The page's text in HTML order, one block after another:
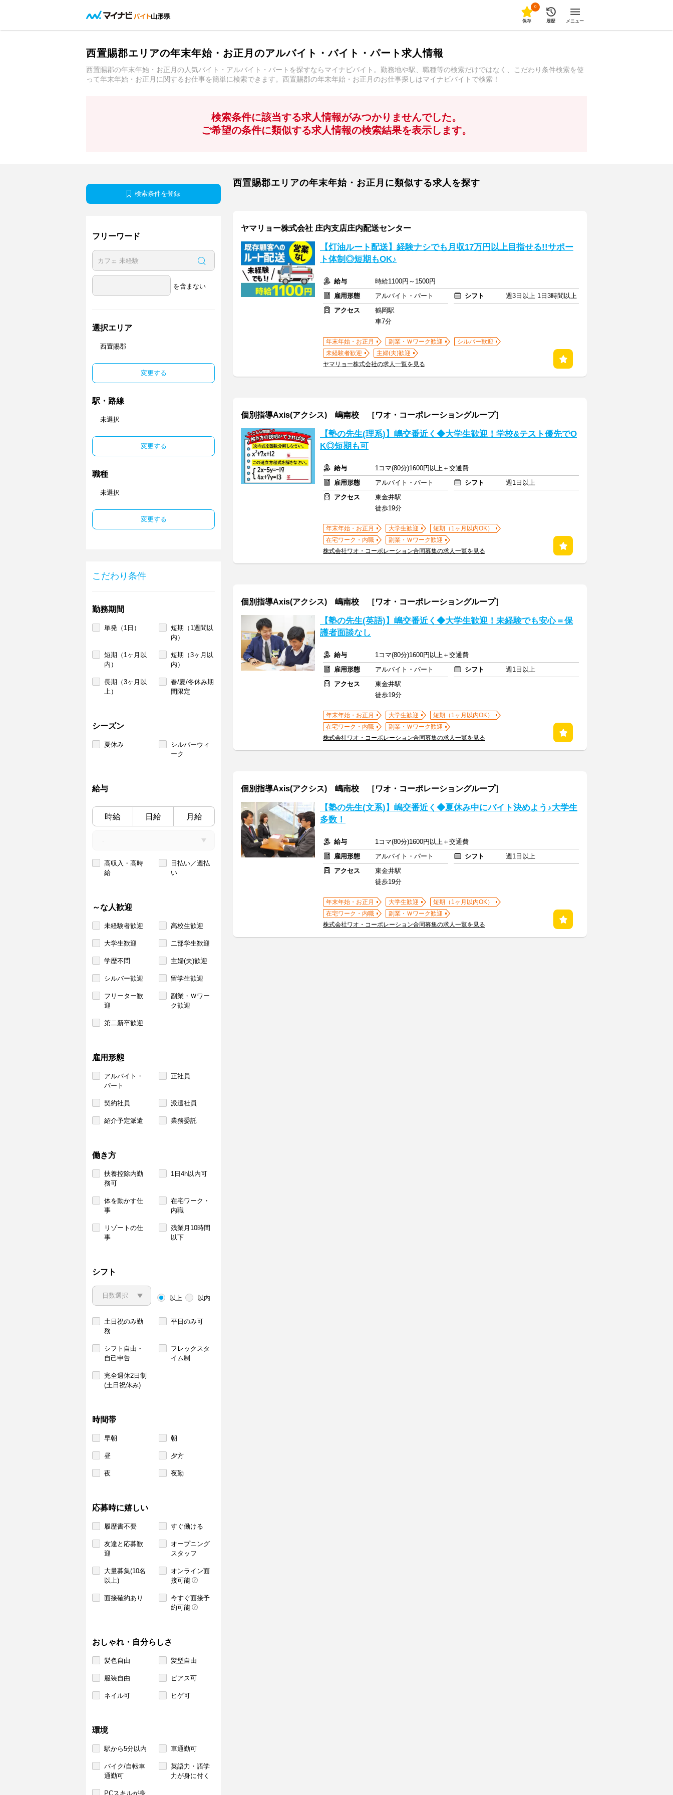
山形県
0
保存 履歴 メニュー
西置賜郡エリアの年末年始・お正月のアルバイト・バイト・パート求人情報
西置賜郡の年末年始・お正月の人気バイト・アルバイト・パートを探すならマイナビバイト。勤務地や駅、職種等の検索だけではなく、こだわり条件検索を使
って年末年始・お正月に関するお仕事を簡単に検索できます。西置賜郡の年末年始・お正月のお仕事探しはマイナビバイトで検索！
検索条件に該当する求人情報がみつかりませんでした。
ご希望の条件に類似する求人情報の検索結果を表示します。
検索条件を登録
フリーワード
を含まない
選択エリア
西置賜郡
変更する
駅・路線
未選択
変更する
職種
未選択
変更する
こだわり条件
勤務期間
単発（1日）
短期（1週間以
内）
短期（1ヶ月以
内）
短期（3ヶ月以
内）
長期（3ヶ月以
上）
春/夏/冬休み期
間限定
シーズン
夏休み
シルバーウィ
ーク
給与
時給 日給 月給
高収入・高時
給
日払い／週払
い
～な人歓迎
未経験者歓迎 高校生歓迎
大学生歓迎 二部学生歓迎
学歴不問 主婦(夫)歓迎
シルバー歓迎 留学生歓迎
フリーター歓
迎
副業・Ｗワー
ク歓迎
第二新卒歓迎
雇用形態
アルバイト・
パート
正社員
契約社員 派遣社員
紹介予定派遣 業務委託
働き方
扶養控除内勤
務可
1日4h以内可
体を動かす仕
事
在宅ワーク・
内職
リゾートの仕
事
残業月10時間
以下
シフト
以上 以内
土日祝のみ勤
務
平日のみ可
シフト自由・
自己申告
フレックスタ
イム制
完全週休2日制
(土日祝休み)
時間帯
早朝 朝
昼 夕方
夜 夜勤
応募時に嬉しい
履歴書不要 すぐ働ける
友達と応募歓
迎
オープニング
スタッフ
大量募集(10名
以上)
オンライン面
接可能
面接確約あり
今すぐ面接予
約可能
おしゃれ・自分らしさ
髪色自由 髪型自由
服装自由 ピアス可
ネイル可 ヒゲ可
環境
駅から5分以内 車通勤可
バイク/自転車
通勤可
英語力・語学
力が身に付く
PCスキルが身
西置賜郡エリアの年末年始・お正月に類似する求人を探す
ヤマリョー株式会社 庄内支店庄内配送センター
【灯油ルート配送】経験ナシでも月収17万円以上目指せる!!サポー
ト体制◎短期もOK♪
給与
時給1100円～1500円
雇用形態
アルバイト・パート シフト
週3日以上 1日3時間以上
アクセス
鶴岡駅
車7分
年末年始・お正月 副業・Ｗワーク歓迎
シルバー歓迎
未経験者歓迎
主婦(夫)歓迎
ヤマリョー株式会社の求人一覧を見る
個別指導Axis(アクシス) 嶋南校 ［ワオ・コーポレーショングループ］
【塾の先生(理系)】嶋交番近く◆大学生歓迎！学校&テスト優先でO
K◎短期も可
給与
1コマ(80分)1600円以上＋交通費
雇用形態
アルバイト・パート シフト
週1日以上
アクセス
東金井駅
徒歩19分
年末年始・お正月 大学生歓迎
短期（1ヶ月以内OK）
在宅ワーク・内職
副業・Ｗワーク歓迎
株式会社ワオ・コーポレーション合同募集の求人一覧を見る
個別指導Axis(アクシス) 嶋南校 ［ワオ・コーポレーショングループ］
【塾の先生(英語)】嶋交番近く◆大学生歓迎！未経験でも安心＝保
護者面談なし
給与
1コマ(80分)1600円以上＋交通費
雇用形態
アルバイト・パート シフト
週1日以上
アクセス
東金井駅
徒歩19分
年末年始・お正月 大学生歓迎
短期（1ヶ月以内OK）
在宅ワーク・内職
副業・Ｗワーク歓迎
株式会社ワオ・コーポレーション合同募集の求人一覧を見る
個別指導Axis(アクシス) 嶋南校 ［ワオ・コーポレーショングループ］
【塾の先生(文系)】嶋交番近く◆夏休み中にバイト決めよう♪大学生
多数！
給与
1コマ(80分)1600円以上＋交通費
雇用形態
アルバイト・パート シフト
週1日以上
アクセス
東金井駅
徒歩19分
年末年始・お正月 大学生歓迎
短期（1ヶ月以内OK）
在宅ワーク・内職
副業・Ｗワーク歓迎
株式会社ワオ・コーポレーション合同募集の求人一覧を見る